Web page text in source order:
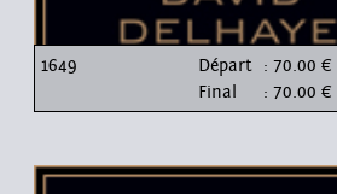
1649 Départ : 70.00 €
Final
: 70.00 €